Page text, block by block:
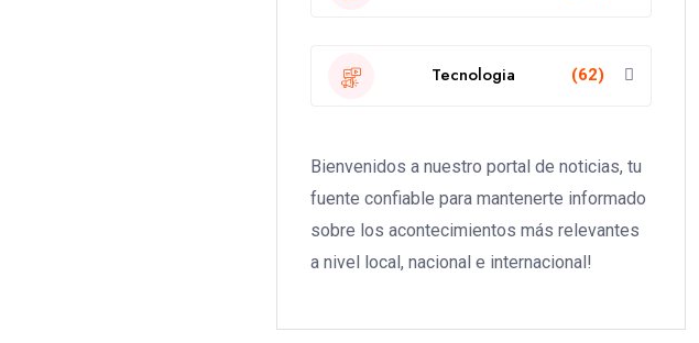
Tecnologia (62)
Bienvenidos a nuestro portal de noticias, tu
fuente confiable para mantenerte informado
sobre los acontecimientos más relevantes
a nivel local, nacional e internacional!